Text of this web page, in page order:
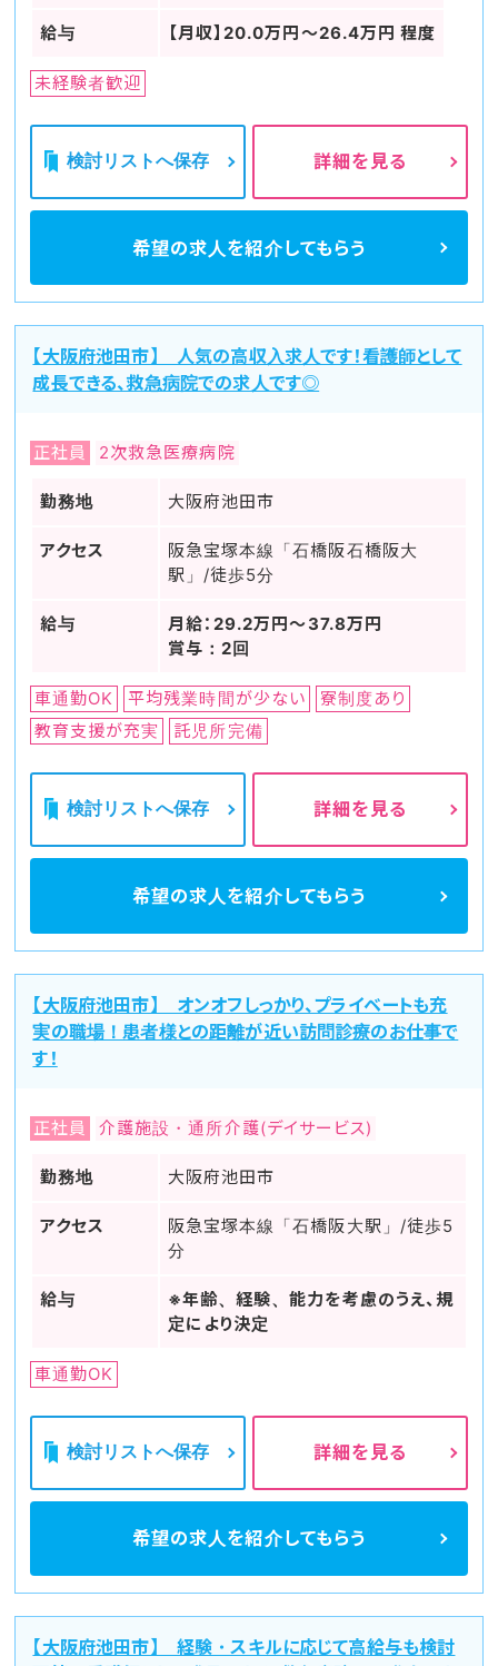
給与 【月収】20.0万円～26.4万円 程度
未経験者歓迎
検討リストへ保存 詳細を見る
希望の求人を紹介してもらう
【大阪府池田市】 人気の高収入求人です！看護師として
成長できる、救急病院での求人です◎
正社員 2次救急医療病院
勤務地 大阪府池田市
アクセス
阪急宝塚本線「石橋阪石橋阪大
駅」/徒歩5分
給与
月給：29.2万円～37.8万円
賞与：2回
車通勤OK 平均残業時間が少ない
寮制度あり
教育支援が充実
託児所完備
検討リストへ保存 詳細を見る
希望の求人を紹介してもらう
【大阪府池田市】 オンオフしっかり、プライベートも充
実の職場！患者様との距離が近い訪問診療のお仕事で
す！
正社員 介護施設・通所介護(デイサービス)
勤務地 大阪府池田市
アクセス
阪急宝塚本線「石橋阪大駅」/徒歩5
分
給与
※年齢、経験、能力を考慮のうえ、規
定により決定
車通勤OK
検討リストへ保存 詳細を見る
希望の求人を紹介してもらう
【大阪府池田市】 経験・スキルに応じて高給与も検討